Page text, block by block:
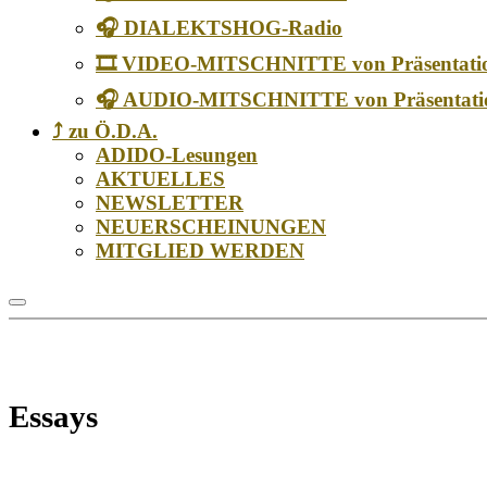
🎧 DIALEKTSHOG-Radio
🎞️ VIDEO-MITSCHNITTE von
🎧 AUDIO-MITSCHNITTE von
⤴️ zu Ö.D.A.
ADIDO-Lesungen
AKTUELLES
NEWSLETTER
NEUERSCHEINUNGEN
MITGLIED WERDEN
Essays